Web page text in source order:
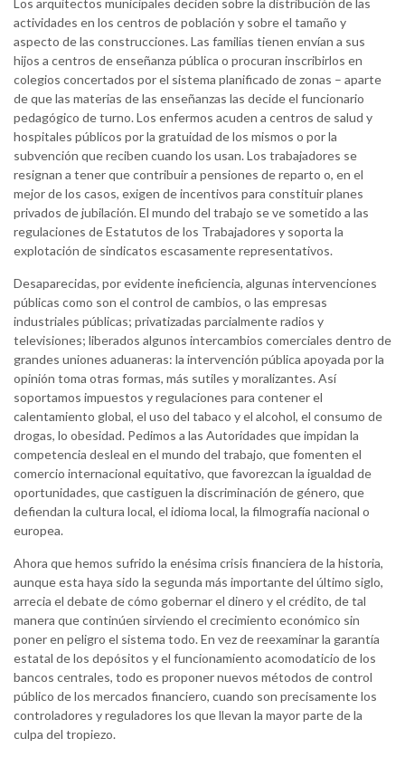
Los arquitectos municipales deciden sobre la distribución de las
actividades en los centros de población y sobre el tamaño y
aspecto de las construcciones. Las familias tienen envían a sus
hijos a centros de enseñanza pública o procuran inscribirlos en
colegios concertados por el sistema planificado de zonas – aparte
de que las materias de las enseñanzas las decide el funcionario
pedagógico de turno. Los enfermos acuden a centros de salud y
hospitales públicos por la gratuidad de los mismos o por la
subvención que reciben cuando los usan. Los trabajadores se
resignan a tener que contribuir a pensiones de reparto o, en el
mejor de los casos, exigen de incentivos para constituir planes
privados de jubilación. El mundo del trabajo se ve sometido a las
regulaciones de Estatutos de los Trabajadores y soporta la
explotación de sindicatos escasamente representativos.
Desaparecidas, por evidente ineficiencia, algunas intervenciones
públicas como son el control de cambios, o las empresas
industriales públicas; privatizadas parcialmente radios y
televisiones; liberados algunos intercambios comerciales dentro de
grandes uniones aduaneras: la intervención pública apoyada por la
opinión toma otras formas, más sutiles y moralizantes. Así
soportamos impuestos y regulaciones para contener el
calentamiento global, el uso del tabaco y el alcohol, el consumo de
drogas, lo obesidad. Pedimos a las Autoridades que impidan la
competencia desleal en el mundo del trabajo, que fomenten el
comercio internacional equitativo, que favorezcan la igualdad de
oportunidades, que castiguen la discriminación de género, que
defiendan la cultura local, el idioma local, la filmografía nacional o
europea.
Ahora que hemos sufrido la enésima crisis financiera de la historia,
aunque esta haya sido la segunda más importante del último siglo,
arrecia el debate de cómo gobernar el dinero y el crédito, de tal
manera que continúen sirviendo el crecimiento económico sin
poner en peligro el sistema todo. En vez de reexaminar la garantía
estatal de los depósitos y el funcionamiento acomodaticio de los
bancos centrales, todo es proponer nuevos métodos de control
público de los mercados financiero, cuando son precisamente los
controladores y reguladores los que llevan la mayor parte de la
culpa del tropiezo.